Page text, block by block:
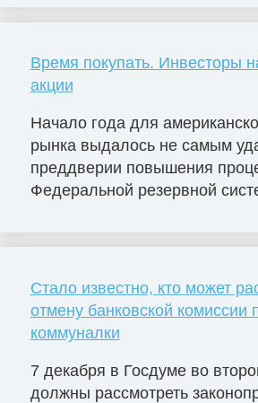
Время покупать. Инвесторы
акции
Начало года для
рынка выдалось не самым
преддверии повышения
Федеральной резервной
Стало известно, кто может
отмену банковской комиссии
коммуналки
7 декабря в Госдуме во
должны рассмотреть